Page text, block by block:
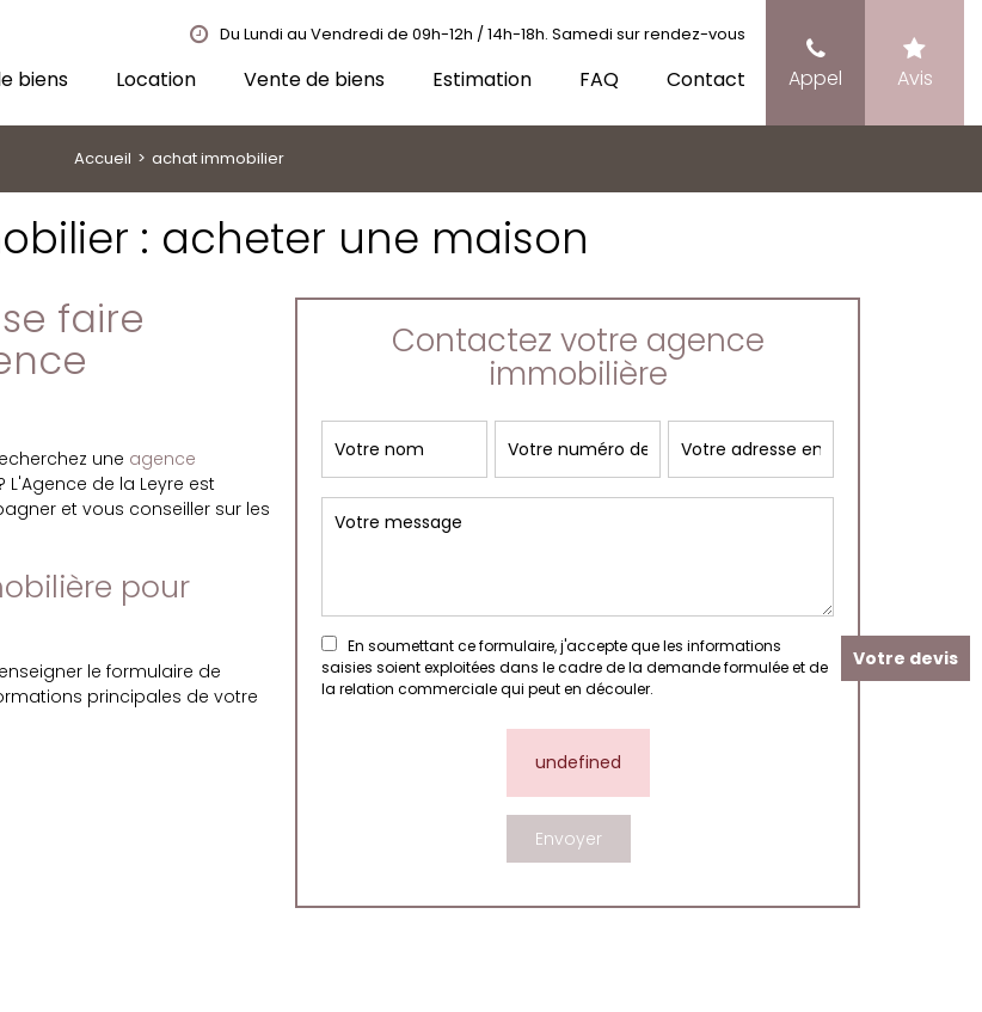
Du Lundi au Vendredi de 09h-12h / 14h-18h. Samedi sur rendez-vous
biens Location Vente de biens Estimation FAQ Contact Appel Avis
Accueil achat immobilier
: acheter une maison
faire
une agence
de la Leyre est
et vous conseiller sur les
pour
le formulaire de
principales de votre
Contactez votre agence
immobilière
En soumettant ce formulaire, j'accepte que les informations
saisies soient exploitées dans le cadre de la demande formulée et de
la relation commerciale qui peut en découler.
undefined
Votre devis